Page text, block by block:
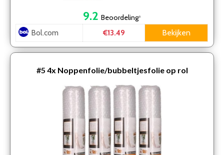
9.2 Beoordeling*
Bol.com €13.49 Bekijken
#5 4x Noppenfolie/bubbeltjesfolie op rol